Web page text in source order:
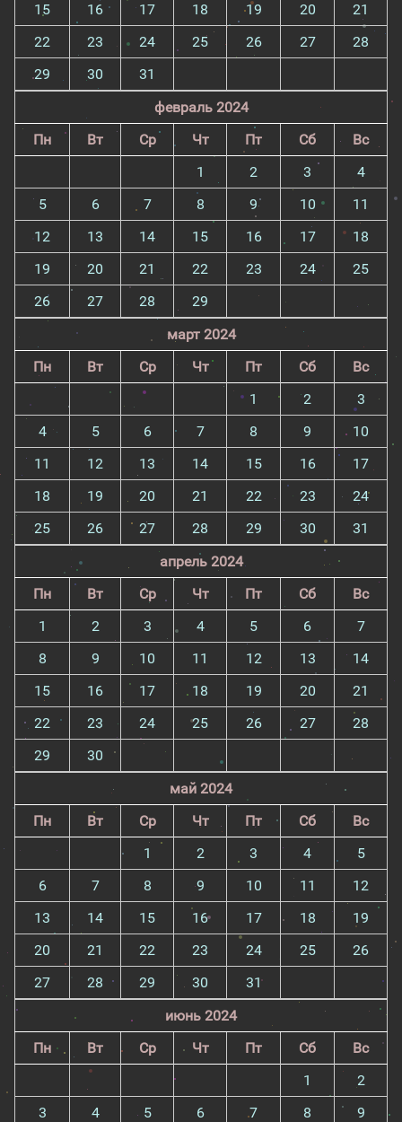
15
16 17 18 19 20
21
22
23 24 25 26 27
28
29
30
31
февраль 2024
Пн
Вт Ср Чт Пт Сб
Вс
1
2 3
4
5
6 7 8 9 10
11
12
13 14 15 16 17
18
19
20 21 22 23 24
25
26
27 28
29
март 2024
Пн
Вт Ср Чт Пт Сб
Вс
1
2
3
4
5 6 7 8 9
10
11
12 13 14 15 16
17
18
19 20 21 22 23
24
25
26 27 28 29 30
31
апрель 2024
Пн
Вт Ср Чт Пт Сб
Вс
1
2 3 4 5 6
7
8
9 10 11 12 13
14
15
16 17 18 19 20
21
22
23 24 25 26 27
28
29
30
май 2024
Пн
Вт Ср Чт Пт Сб
Вс
1
2 3 4
5
6
7 8 9 10 11
12
13
14 15 16 17 18
19
20
21 22 23 24 25
26
27
28 29 30
31
июнь 2024
Пн
Вт Ср Чт Пт Сб
Вс
1
2
3
4 5 6 7 8
9